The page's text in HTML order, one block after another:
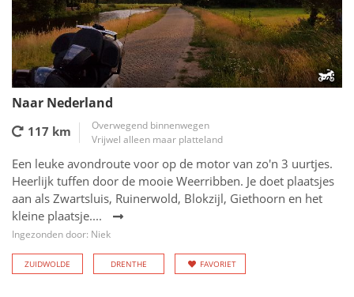
Naar Nederland
117 km
Overwegend binnenwegen
Vrijwel alleen maar platteland
Een leuke avondroute voor op de motor van zo'n 3 uurtjes.
Heerlijk tuffen door de mooie Weerribben. Je doet plaatsjes
aan als Zwartsluis, Ruinerwold, Blokzijl, Giethoorn en het
kleine plaatsje....
Ingezonden door: Niek
ZUIDWOLDE DRENTHE FAVORIET